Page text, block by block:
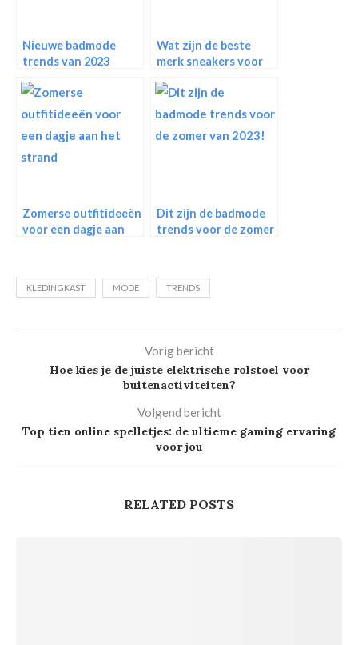
Nieuwe badmode
trends van 2023
Wat zijn de beste
merk sneakers voor
Zomerse outfitideeën
voor een dagje aan
Dit zijn de badmode
trends voor de zomer
KLEDINGKAST MODE TRENDS
Vorig bericht
Hoe kies je de juiste elektrische rolstoel voor
buitenactiviteiten?
Volgend bericht
Top tien online spelletjes: de ultieme gaming ervaring
voor jou
RELATED POSTS